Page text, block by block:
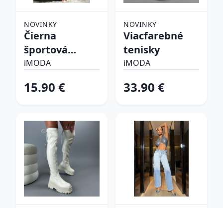
NOVINKY
Čierna
športová
podprsenka
iMODA
15.90 €
NOVINKY
Viacfarebné
tenisky
iMODA
33.90 €